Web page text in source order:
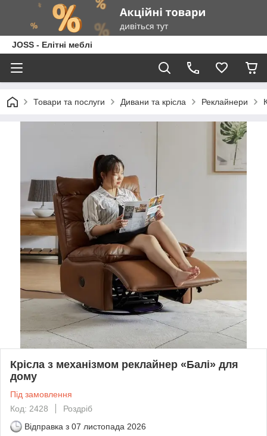
JOSS - Елітні меблі
Товари та послуги Дивани та крісла Реклайнери
Крісла з механізмом реклайнер «Балі» для
дому
Під замовлення
Код: 2428
Роздріб
Відправка з 07 листопада 2026